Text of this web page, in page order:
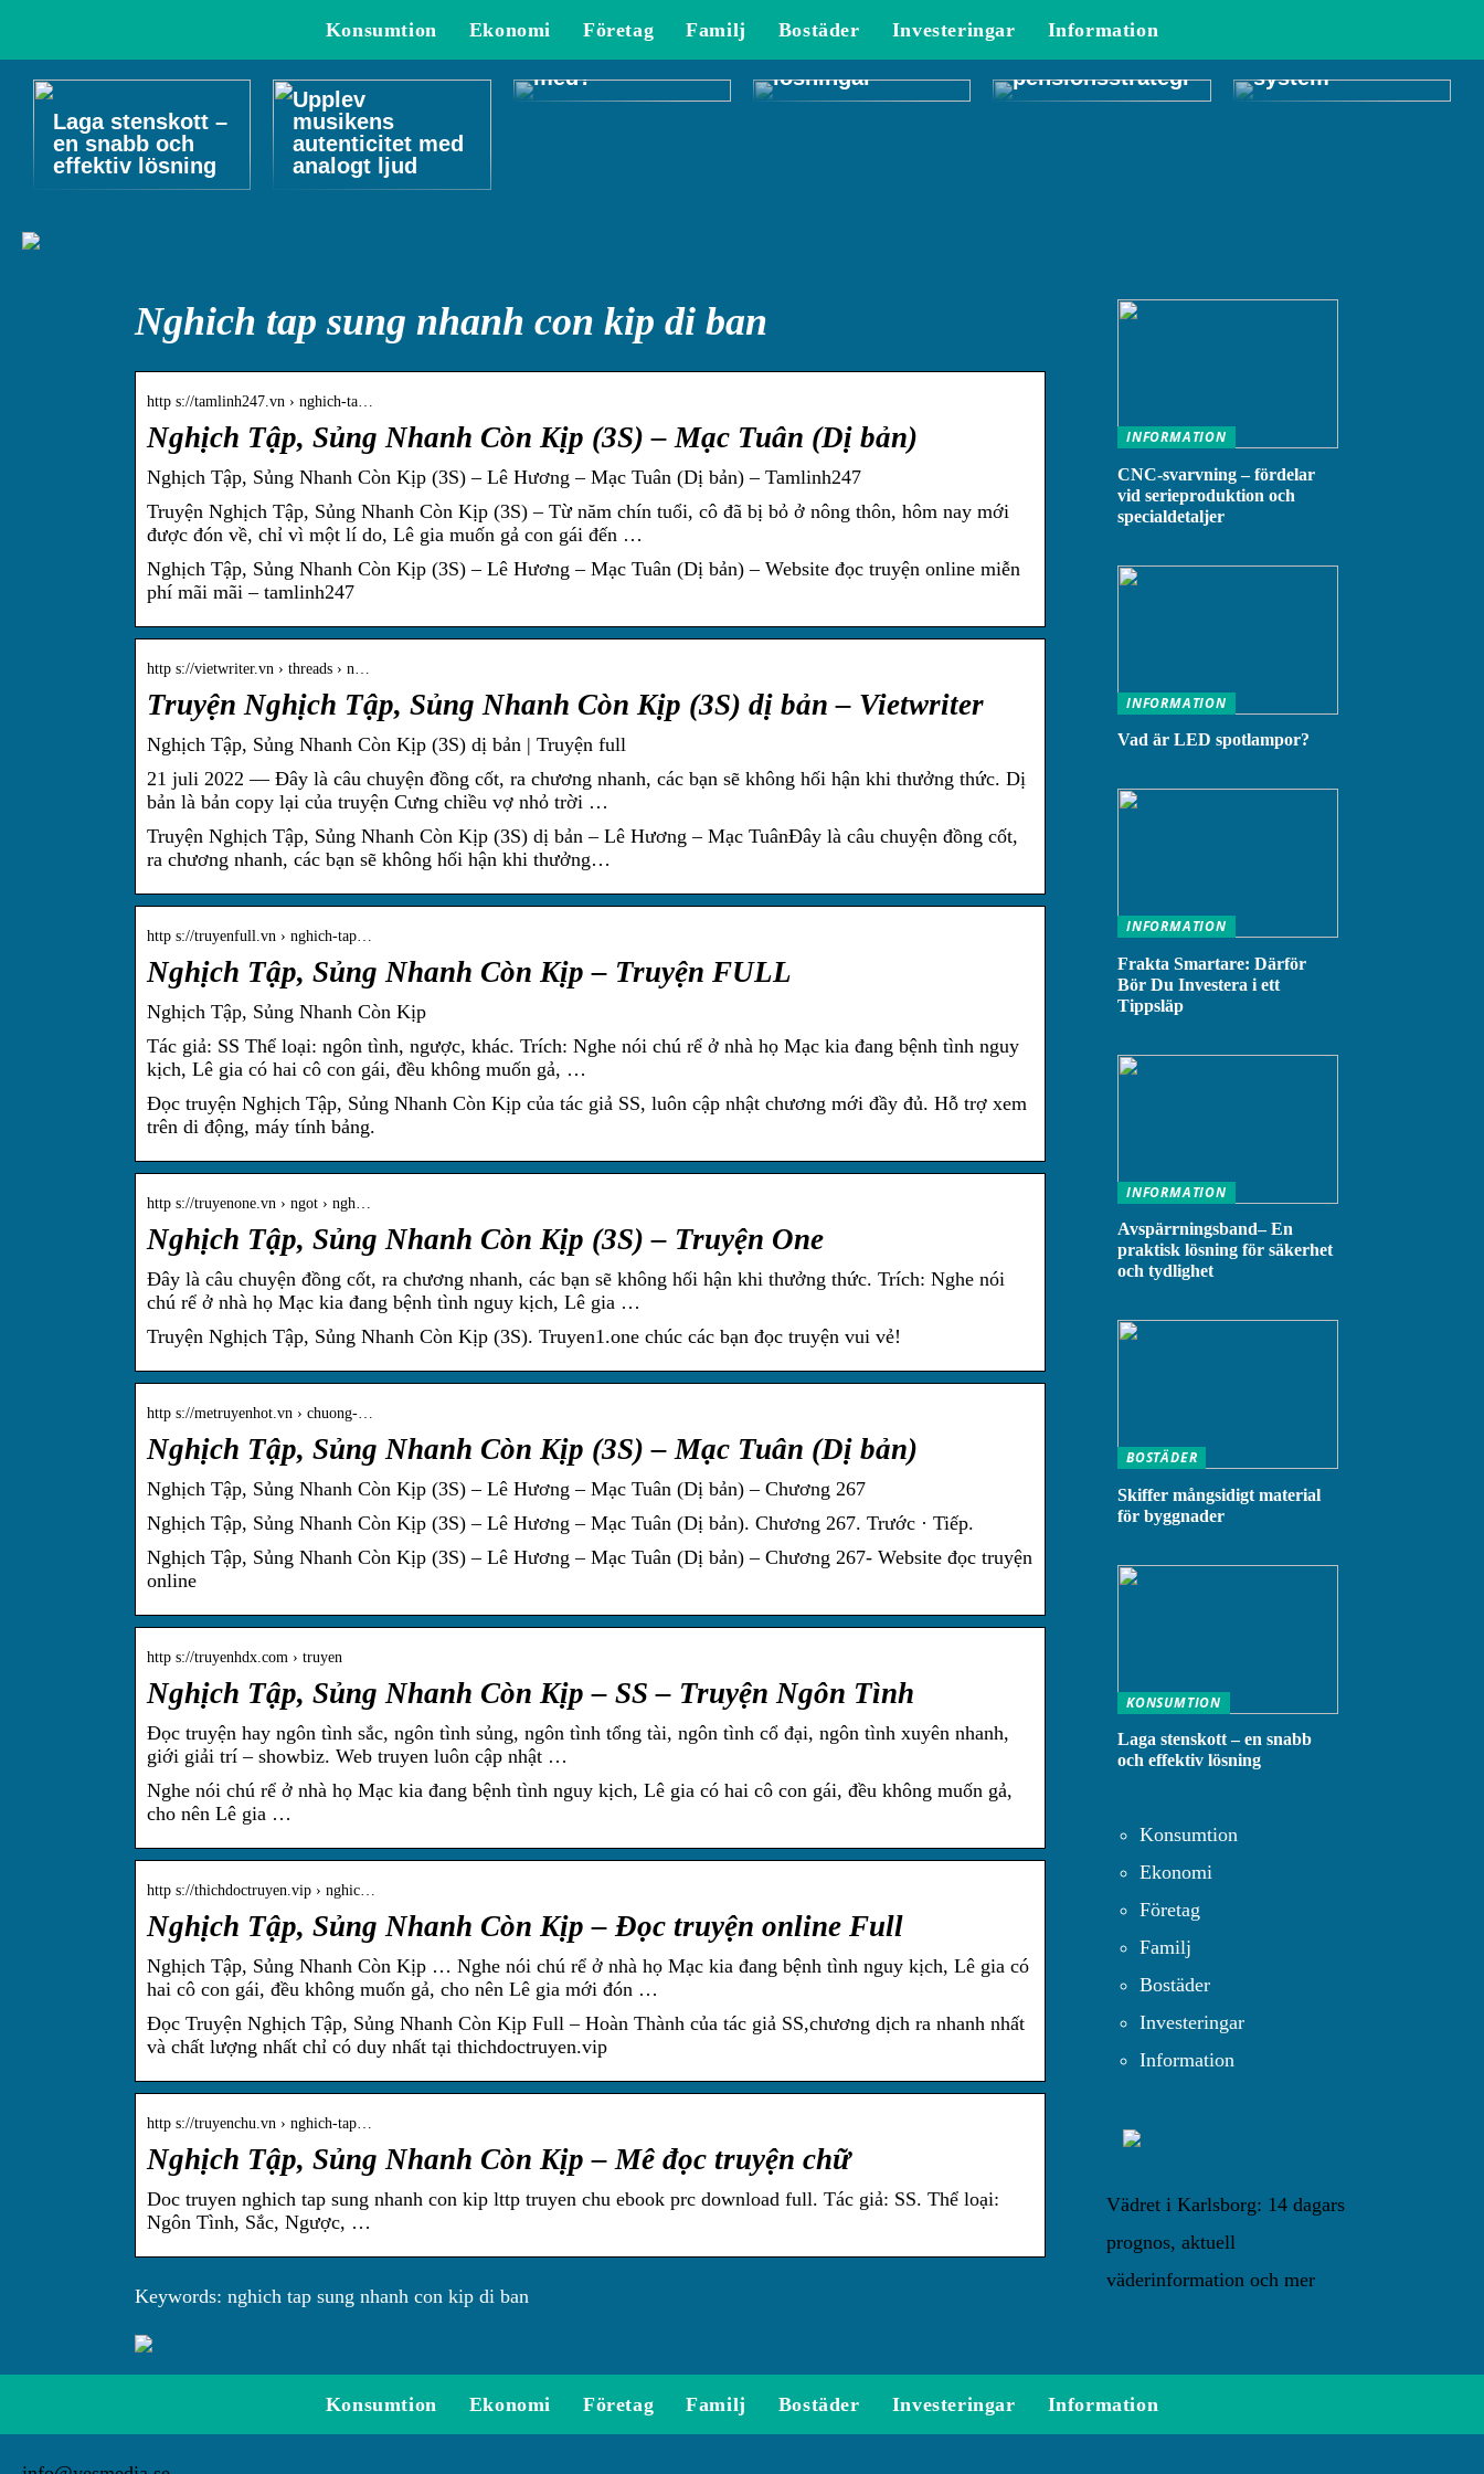
Konsumtion Ekonomi Företag Familj Bostäder Investeringar Information
Laga stenskott –
en snabb och
effektiv lösning
Upplev
musikens
autenticitet med
analogt ljud
redovisningsbyr
å hjälpa dig
med?
gen: En titt på
moderna
lösningar
man skapar en
effektiv
pensionsstrategi
veta om CRM-
system
Nghich tap sung nhanh con kip di ban
http s://tamlinh247.vn › nghich-ta…
Nghịch Tập, Sủng Nhanh Còn Kịp (3S) – Mạc Tuân (Dị bản)
Nghịch Tập, Sủng Nhanh Còn Kịp (3S) – Lê Hương – Mạc Tuân (Dị bản) – Tamlinh247
Truyện Nghịch Tập, Sủng Nhanh Còn Kịp (3S) – Từ năm chín tuổi, cô đã bị bỏ ở nông thôn, hôm nay mới
được đón về, chỉ vì một lí do, Lê gia muốn gả con gái đến …
Nghịch Tập, Sủng Nhanh Còn Kịp (3S) – Lê Hương – Mạc Tuân (Dị bản) – Website đọc truyện online miễn
phí mãi mãi – tamlinh247
http s://vietwriter.vn › threads › n…
Truyện Nghịch Tập, Sủng Nhanh Còn Kịp (3S) dị bản – Vietwriter
Nghịch Tập, Sủng Nhanh Còn Kịp (3S) dị bản | Truyện full
21 juli 2022 — Đây là câu chuyện đồng cốt, ra chương nhanh, các bạn sẽ không hối hận khi thưởng thức. Dị
bản là bản copy lại của truyện Cưng chiều vợ nhỏ trời …
Truyện Nghịch Tập, Sủng Nhanh Còn Kịp (3S) dị bản – Lê Hương – Mạc TuânĐây là câu chuyện đồng cốt,
ra chương nhanh, các bạn sẽ không hối hận khi thưởng…
http s://truyenfull.vn › nghich-tap…
Nghịch Tập, Sủng Nhanh Còn Kịp – Truyện FULL
Nghịch Tập, Sủng Nhanh Còn Kịp
Tác giả: SS Thể loại: ngôn tình, ngược, khác. Trích: Nghe nói chú rể ở nhà họ Mạc kia đang bệnh tình nguy
kịch, Lê gia có hai cô con gái, đều không muốn gả, …
Đọc truyện Nghịch Tập, Sủng Nhanh Còn Kịp của tác giả SS, luôn cập nhật chương mới đầy đủ. Hỗ trợ xem
trên di động, máy tính bảng.
http s://truyenone.vn › ngot › ngh…
Nghịch Tập, Sủng Nhanh Còn Kịp (3S) – Truyện One
Đây là câu chuyện đồng cốt, ra chương nhanh, các bạn sẽ không hối hận khi thưởng thức. Trích: Nghe nói
chú rể ở nhà họ Mạc kia đang bệnh tình nguy kịch, Lê gia …
Truyện Nghịch Tập, Sủng Nhanh Còn Kịp (3S). Truyen1.one chúc các bạn đọc truyện vui vẻ!
http s://metruyenhot.vn › chuong-…
Nghịch Tập, Sủng Nhanh Còn Kịp (3S) – Mạc Tuân (Dị bản)
Nghịch Tập, Sủng Nhanh Còn Kịp (3S) – Lê Hương – Mạc Tuân (Dị bản) – Chương 267
Nghịch Tập, Sủng Nhanh Còn Kịp (3S) – Lê Hương – Mạc Tuân (Dị bản). Chương 267. Trước · Tiếp.
Nghịch Tập, Sủng Nhanh Còn Kịp (3S) – Lê Hương – Mạc Tuân (Dị bản) – Chương 267- Website đọc truyện
online
http s://truyenhdx.com › truyen
Nghịch Tập, Sủng Nhanh Còn Kịp – SS – Truyện Ngôn Tình
Đọc truyện hay ngôn tình sắc, ngôn tình sủng, ngôn tình tổng tài, ngôn tình cổ đại, ngôn tình xuyên nhanh,
giới giải trí – showbiz. Web truyen luôn cập nhật …
Nghe nói chú rể ở nhà họ Mạc kia đang bệnh tình nguy kịch, Lê gia có hai cô con gái, đều không muốn gả,
cho nên Lê gia …
http s://thichdoctruyen.vip › nghic…
Nghịch Tập, Sủng Nhanh Còn Kịp – Đọc truyện online Full
Nghịch Tập, Sủng Nhanh Còn Kịp … Nghe nói chú rể ở nhà họ Mạc kia đang bệnh tình nguy kịch, Lê gia có
hai cô con gái, đều không muốn gả, cho nên Lê gia mới đón …
Đọc Truyện Nghịch Tập, Sủng Nhanh Còn Kịp Full – Hoàn Thành của tác giả SS,chương dịch ra nhanh nhất
và chất lượng nhất chỉ có duy nhất tại thichdoctruyen.vip
http s://truyenchu.vn › nghich-tap…
Nghịch Tập, Sủng Nhanh Còn Kịp – Mê đọc truyện chữ
Doc truyen nghich tap sung nhanh con kip lttp truyen chu ebook prc download full. Tác giả: SS. Thể loại:
Ngôn Tình, Sắc, Ngược, …
Keywords: nghich tap sung nhanh con kip di ban
INFORMATION
CNC-svarvning – fördelar
vid serieproduktion och
specialdetaljer
INFORMATION
Vad är LED spotlampor?
INFORMATION
Frakta Smartare: Därför
Bör Du Investera i ett
Tippsläp
INFORMATION
Avspärrningsband– En
praktisk lösning för säkerhet
och tydlighet
BOSTÄDER
Skiffer mångsidigt material
för byggnader
KONSUMTION
Laga stenskott – en snabb
och effektiv lösning
Konsumtion
Ekonomi
Företag
Familj
Bostäder
Investeringar
Information
Vädret i Karlsborg: 14 dagars
prognos, aktuell
väderinformation och mer
Konsumtion Ekonomi Företag Familj Bostäder Investeringar Information